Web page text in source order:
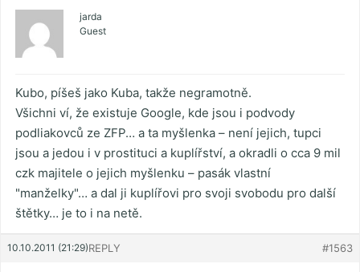
jarda
Guest
Kubo, píšeš jako Kuba, takže negramotně.
Všichni ví, že existuje Google, kde jsou i podvody
podliakovců ze ZFP… a ta myšlenka – není jejich, tupci
jsou a jedou i v prostituci a kuplířství, a okradli o cca 9 mil
czk majitele o jejich myšlenku – pasák vlastní
"manželky"… a dal ji kuplířovi pro svoji svobodu pro další
štětky… je to i na netě.
10.10.2011 (21:29) #1563
REPLY